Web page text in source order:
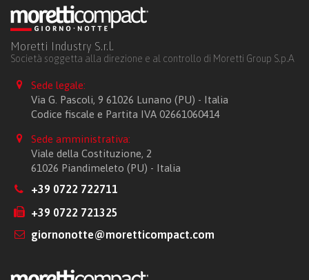
Moretti Industry S.r.l.
Società soggetta alla direzione e al controllo di Moretti Group S.p.A
Sede legale:
Via G. Pascoli, 9 61026 Lunano (PU) - Italia
Codice fiscale e Partita IVA 02661060414
Sede amministrativa:
Viale della Costituzione, 2
61026 Piandimeleto (PU) - Italia
+39 0722 722711
+39 0722 721325
giornonotte@moretticompact.com